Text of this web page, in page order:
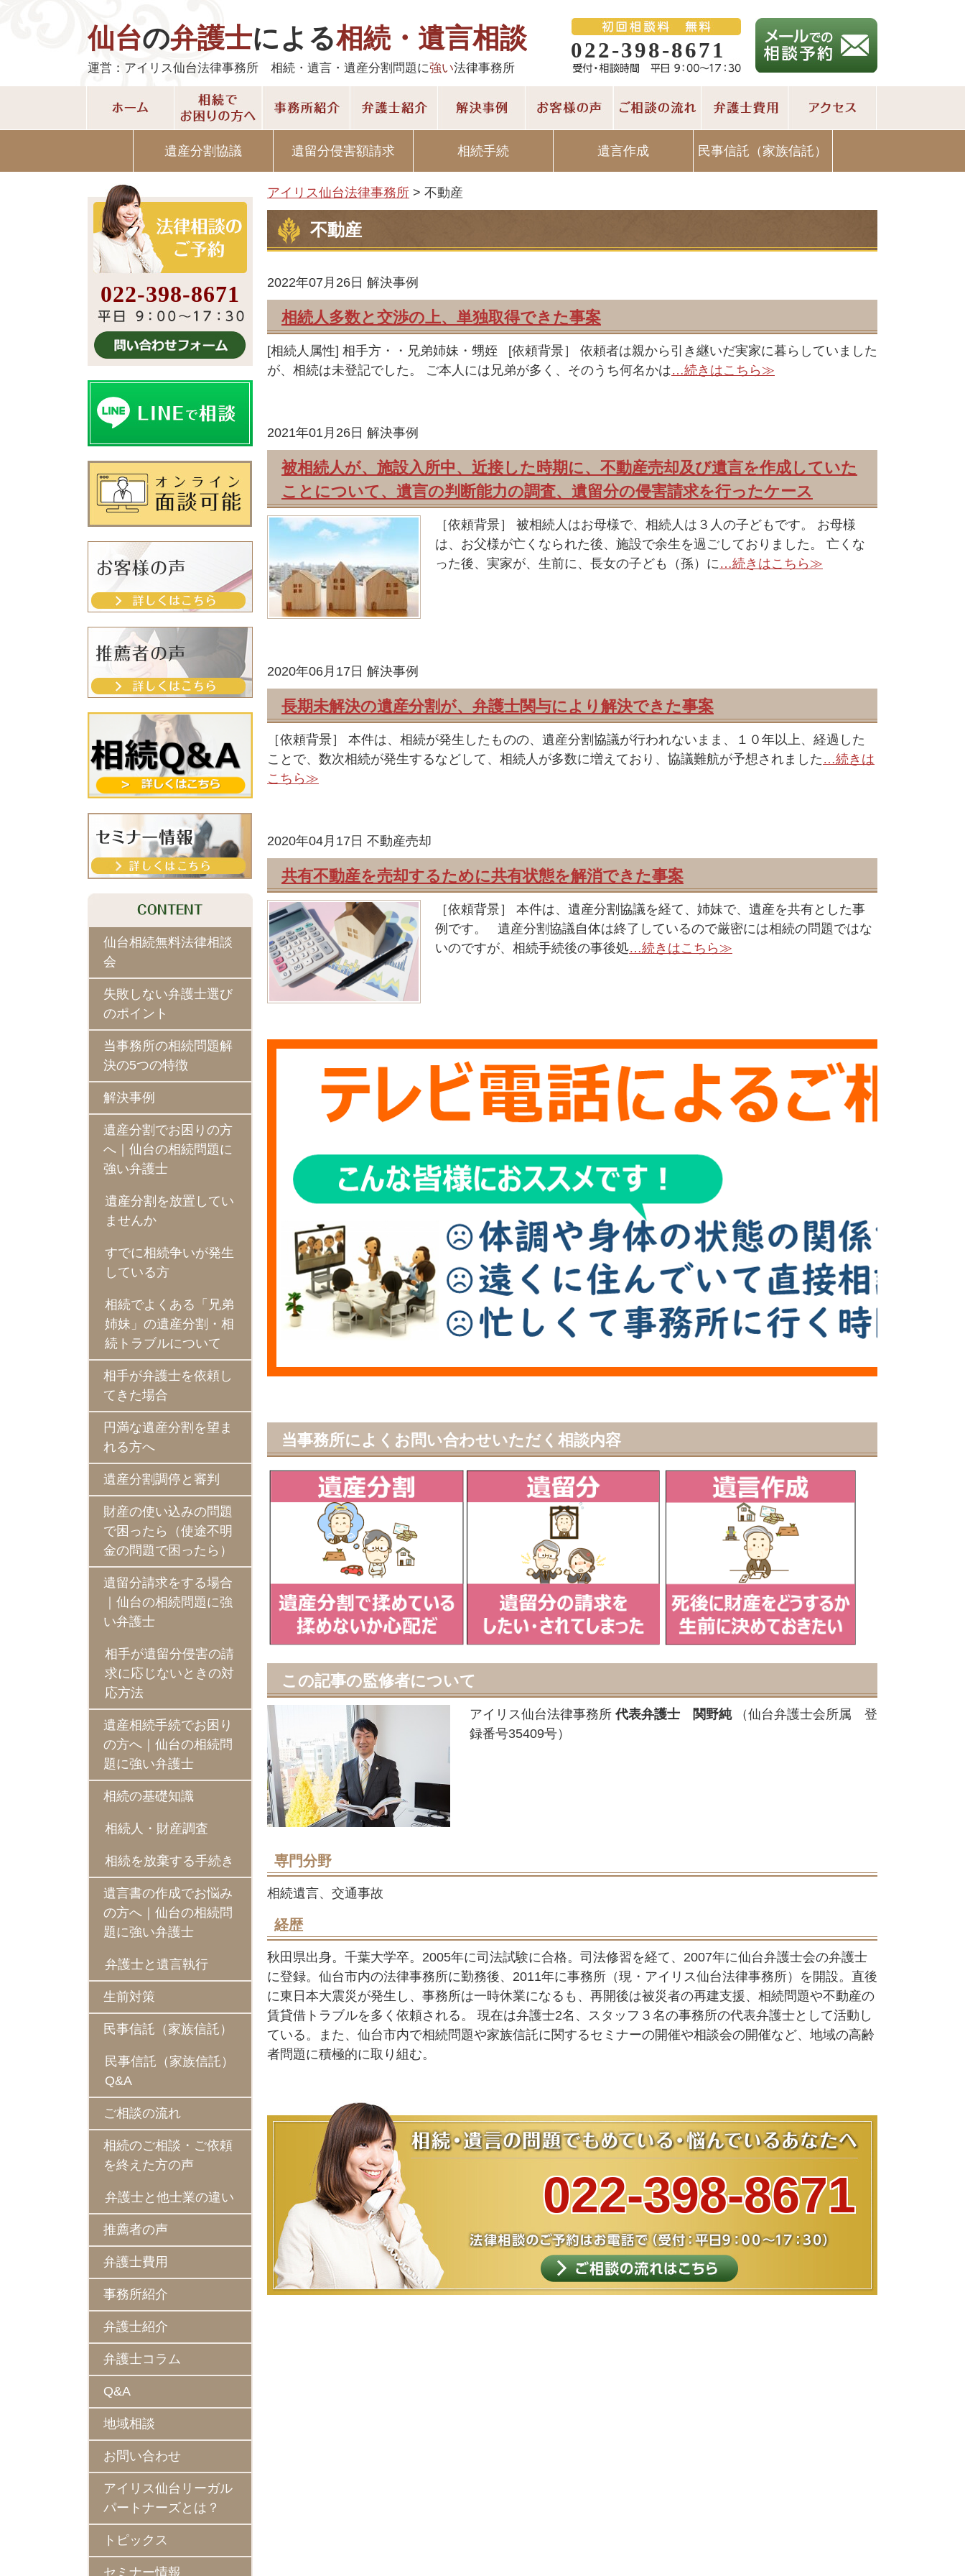
仙台の弁護士による相続・遺言相談
運営：アイリス仙台法律事務所 相続・遺言・遺産分割問題に強い法律事務所
022-398-8671
遺産分割協議 遺留分侵害額請求 相続手続 遺言作成 民事信託（家族信託）
アイリス仙台法律事務所 > 不動産
不動産
2022年07月26日 解決事例
相続人多数と交渉の上、単独取得できた事案
[相続人属性] 相手方・・兄弟姉妹・甥姪 [依頼背景］ 依頼者は親から引き継いだ実家に暮らしていました
が、相続は未登記でした。 ご本人には兄弟が多く、そのうち何名かは…続きはこちら≫
2021年01月26日 解決事例
被相続人が、施設入所中、近接した時期に、不動産売却及び遺言を作成していた
ことについて、遺言の判断能力の調査、遺留分の侵害請求を行ったケース
［依頼背景］ 被相続人はお母様で、相続人は３人の子どもです。 お母様
は、お父様が亡くなられた後、施設で余生を過ごしておりました。 亡くな
った後、実家が、生前に、長女の子ども（孫）に…続きはこちら≫
2020年06月17日 解決事例
長期未解決の遺産分割が、弁護士関与により解決できた事案
［依頼背景］ 本件は、相続が発生したものの、遺産分割協議が行われないまま、１０年以上、経過した
ことで、数次相続が発生するなどして、相続人が多数に増えており、協議難航が予想されました …続きは
こちら≫
2020年04月17日 不動産売却
共有不動産を売却するために共有状態を解消できた事案
［依頼背景］ 本件は、遺産分割協議を経て、姉妹で、遺産を共有とした事
例です。 遺産分割協議自体は終了しているので厳密には相続の問題ではな
いのですが、相続手続後の事後処…続きはこちら≫
当事務所によくお問い合わせいただく相談内容
この記事の監修者について
アイリス仙台法律事務所代表弁護士 関野純（仙台弁護士会所属 登
録番号35409号）
専門分野
相続遺言、交通事故
経歴
秋田県出身。千葉大学卒。2005年に司法試験に合格。司法修習を経て、2007年に仙台弁護士会の弁護士
に登録。仙台市内の法律事務所に勤務後、2011年に事務所（現・アイリス仙台法律事務所）を開設。直後
に東日本大震災が発生し、事務所は一時休業になるも、再開後は被災者の再建支援、相続問題や不動産の
賃貸借トラブルを多く依頼される。 現在は弁護士2名、スタッフ３名の事務所の代表弁護士として活動し
ている。また、仙台市内で相続問題や家族信託に関するセミナーの開催や相談会の開催など、地域の高齢
者問題に積極的に取り組む。
022-398-8671
022-398-8671
仙台相続無料法律相談
会
失敗しない弁護士選び
のポイント
当事務所の相続問題解
決の5つの特徴
解決事例
遺産分割でお困りの方
へ｜仙台の相続問題に
強い弁護士
遺産分割を放置してい
ませんか
すでに相続争いが発生
している方
相続でよくある「兄弟
姉妹」の遺産分割・相
続トラブルについて
相手が弁護士を依頼し
てきた場合
円満な遺産分割を望ま
れる方へ
遺産分割調停と審判
財産の使い込みの問題
で困ったら（使途不明
金の問題で困ったら）
遺留分請求をする場合
｜仙台の相続問題に強
い弁護士
相手が遺留分侵害の請
求に応じないときの対
応方法
遺産相続手続でお困り
の方へ｜仙台の相続問
題に強い弁護士
相続の基礎知識
相続人・財産調査
相続を放棄する手続き
遺言書の作成でお悩み
の方へ｜仙台の相続問
題に強い弁護士
弁護士と遺言執行
生前対策
民事信託（家族信託）
民事信託（家族信託）
Q&A
ご相談の流れ
相続のご相談・ご依頼
を終えた方の声
弁護士と他士業の違い
推薦者の声
弁護士費用
事務所紹介
弁護士紹介
弁護士コラム
Q&A
地域相談
お問い合わせ
アイリス仙台リーガル
パートナーズとは？
トピックス
セミナー情報